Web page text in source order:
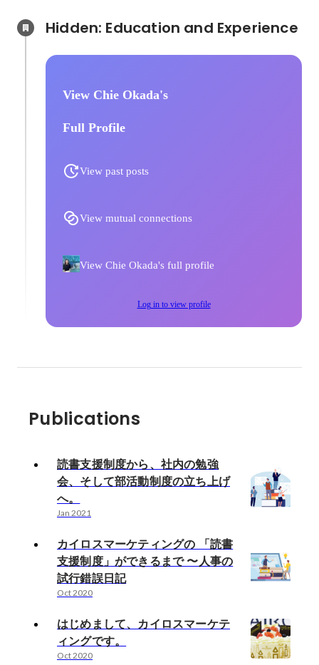
View Chie Okada's
Full Profile
View past posts
View mutual connections
View Chie Okada's full profile
Log in to view profile
Publications
読書支援制度から、社内の勉強
会、そして部活動制度の立ち上げ
へ。
Jan 2021
カイロスマーケティングの 「読書
支援制度」ができるまで 〜人事の
試行錯誤日記
Oct 2020
はじめまして、カイロスマーケテ
ィングです。
Oct 2020